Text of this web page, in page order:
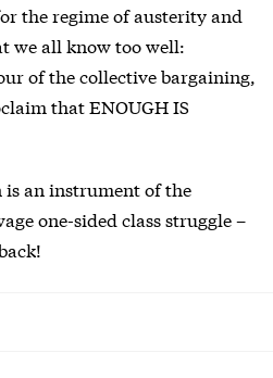
the regime of austerity and
we all know too well:
of the collective bargaining,
that ENOUGH IS
is an instrument of the
one-sided class struggle –